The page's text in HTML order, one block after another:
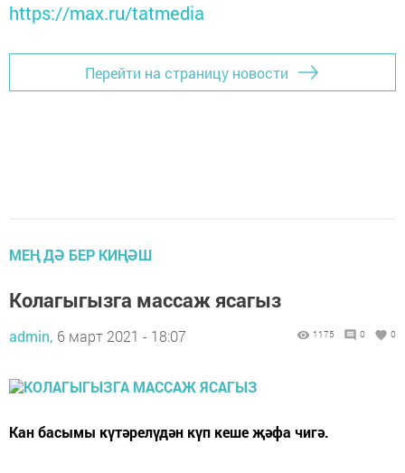
https://max.ru/tatmedia
Перейти на страницу новости
МЕҢ ДӘ БЕР КИҢӘШ
Колагыгызга массаж ясагыз
admin, 6 март 2021 - 18:07 1175 0 0
Кан басымы күтәрелүдән күп кеше җәфа чигә.